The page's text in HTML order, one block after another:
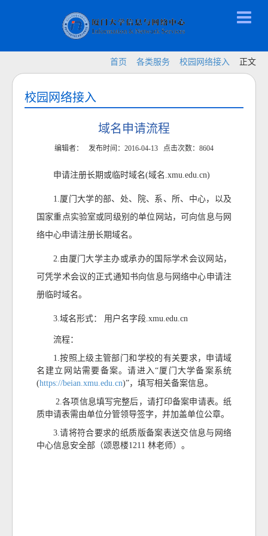
首页 各类服务 校园网络接入 正文
校园网络接入
域名申请流程
编辑者： 发布时间：2016-04-13 点击次数： 8604
申请注册长期或临时域名(域名 .xmu.edu.cn)
1. 厦门大学的部、处、院、系、所、中心，以及
国家重点实验室或同级别的单位网站，可向信息与网
络中心申请注册长期域名。
2. 由厦门大学主办或承办的国际学术会议网站，
可凭学术会议的正式通知书向信息与网络中心申请注
册临时域名。
3. 域名形式： 用户名字段 .xmu.edu.cn
流程：
1.按照上级主管部门和学校的有关要求，申请域
名建立网站需要备案。请进入“厦门大学备案系统
(https://beian.xmu.edu.cn)”，填写相关备案信息。
2.各项信息填写完整后，请打印备案申请表。纸
质申请表需由单位分管领导签字，并加盖单位公章。
3.请将符合要求的纸质版备案表送交信息与网络
中心信息安全部（颂恩楼1211 林老师）。